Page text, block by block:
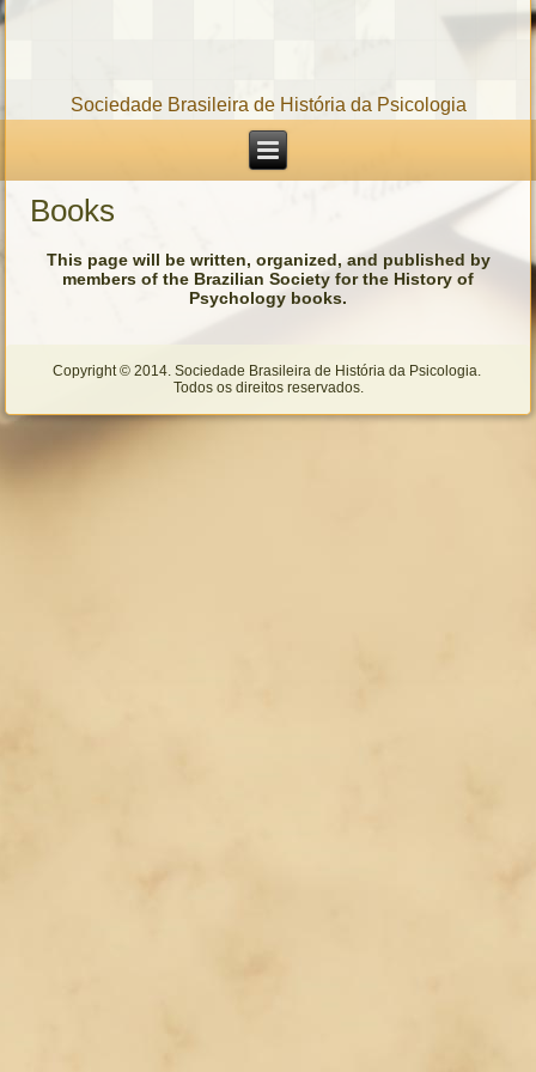
Sociedade Brasileira de História da Psicologia
Books
This page will be written, organized, and published by
members of the Brazilian Society for the History of
Psychology books.
Copyright © 2014. Sociedade Brasileira de História da Psicologia.
Todos os direitos reservados.